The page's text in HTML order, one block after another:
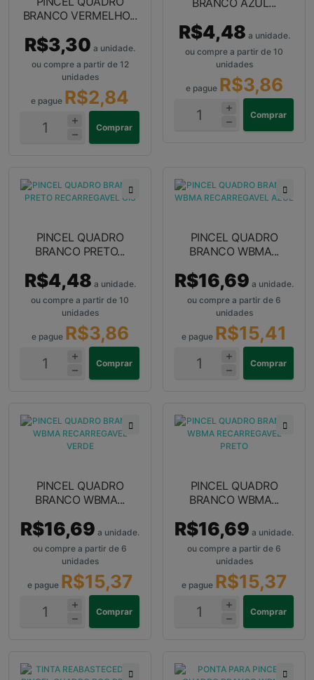
BRANCO VERMELHO...
R$3,30 a unidade.
ou compre a partir de 12
unidades
e pague R$2,84
Comprar
BRANCO AZUL...
R$4,48 a unidade.
ou compre a partir de 10
unidades
e pague R$3,86
Comprar
PINCEL QUADRO
BRANCO PRETO...
R$4,48 a unidade.
ou compre a partir de 10
unidades
e pague R$3,86
Comprar
PINCEL QUADRO
BRANCO WBMA...
R$16,69 a unidade.
ou compre a partir de 6
unidades
e pague R$15,41
Comprar
PINCEL QUADRO
BRANCO WBMA...
R$16,69 a unidade.
ou compre a partir de 6
unidades
e pague R$15,37
Comprar
PINCEL QUADRO
BRANCO WBMA...
R$16,69 a unidade.
ou compre a partir de 6
unidades
e pague R$15,37
Comprar